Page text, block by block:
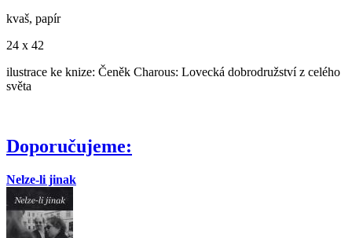
kvaš, papír
24 x 42
ilustrace ke knize: Čeněk Charous: Lovecká dobrodružství z celého
světa
Doporučujeme:
Nelze-li jinak